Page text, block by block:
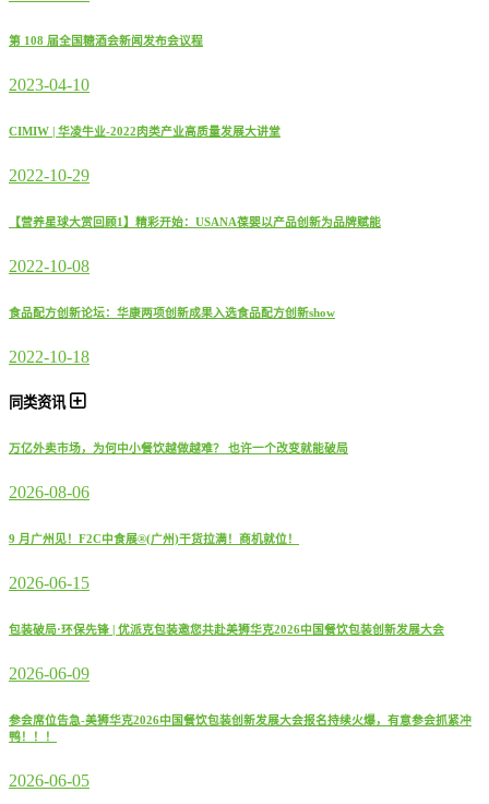
第 108 届全国糖酒会新闻发布会议程
2023-04-10
CIMIW | 华凌牛业-2022肉类产业高质量发展大讲堂
2022-10-29
【营养星球大赏回顾1】精彩开始：USANA葆婴以产品创新为品牌赋能
2022-10-08
食品配方创新论坛：华康两项创新成果入选食品配方创新show
2022-10-18
同类资讯
万亿外卖市场，为何中小餐饮越做越难？ 也许一个改变就能破局
2026-08-06
9 月广州见！F2C中食展®(广州)干货拉满！商机就位！
2026-06-15
包装破局·环保先锋 | 优派克包装邀您共赴美狮华克2026中国餐饮包装创新发展大会
2026-06-09
参会席位告急-美狮华克2026中国餐饮包装创新发展大会报名持续火爆，有意参会抓紧冲
鸭！！！
2026-06-05